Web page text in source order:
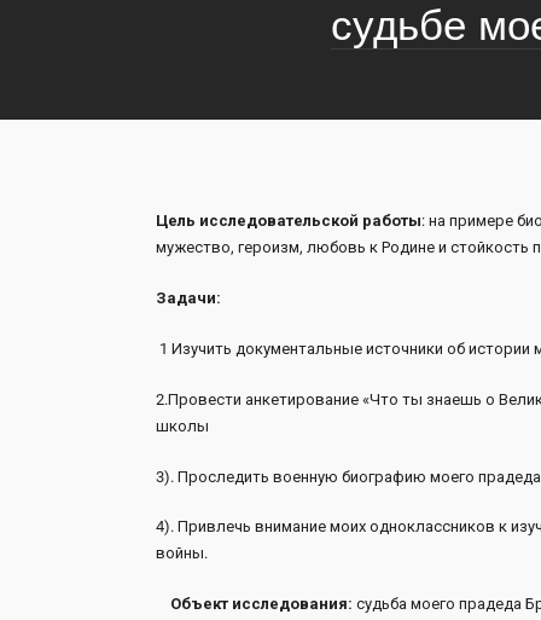
судьбе
Цель исследовательской работы: на примере
мужество, героизм, любовь к Родине и стойкость
Задачи:
1 Изучить документальные источники об
2.Провести анкетирование «Что ты знаешь о
школы
3). Проследить военную биографию моего
4). Привлечь внимание моих одноклассников к
войны.
Объект исследования: судьба моего прадеда